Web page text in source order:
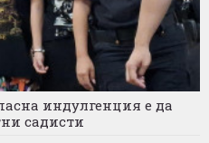
индулгенция е да
садисти